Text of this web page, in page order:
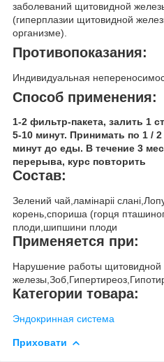
заболеваний щитовидной
(гиперплазии щитовидной
организме).
Противопоказания:
Индивидуальная
Способ применения:
1-2 фильтр-пакета, залить 1
5-10 минут. Принимать по 1 / 2
минут до еды. В течение 3
перерыва, курс повторить
Состав:
Зелений чай,ламінаріі
корень,спориша (горця
плоди,шипшини плоди
Применяется при:
Нарушение работы щитовидной
Категории товара:
Эндокринная система
Приховати